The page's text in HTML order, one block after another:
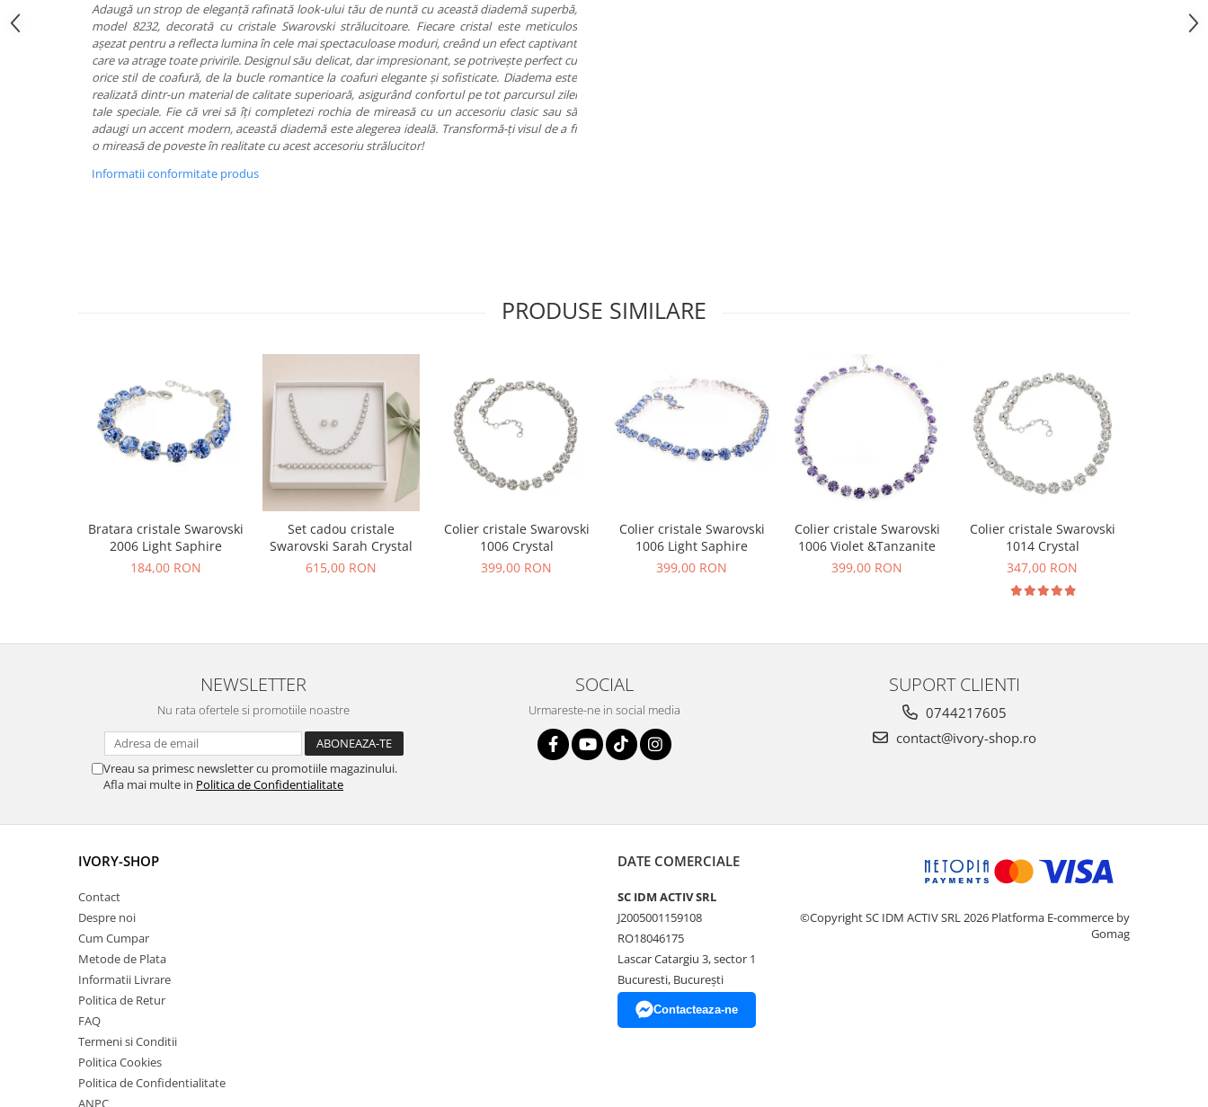
Adaugă un strop de eleganță rafinată look-ului tău de nuntă cu această diademă superbă,
model 8232, decorată cu cristale Swarovski strălucitoare. Fiecare cristal este meticulos
așezat pentru a reflecta lumina în cele mai spectaculoase moduri, creând un efect captivant
care va atrage toate privirile. Designul său delicat, dar impresionant, se potrivește perfect cu
orice stil de coafură, de la bucle romantice la coafuri elegante și sofisticate. Diadema este
realizată dintr-un material de calitate superioară, asigurând confortul pe tot parcursul zilei
tale speciale. Fie că vrei să îți completezi rochia de mireasă cu un accesoriu clasic sau să
adaugi un accent modern, această diademă este alegerea ideală. Transformă-ți visul de a fi
o mireasă de poveste în realitate cu acest accesoriu strălucitor!
Informatii conformitate produs
PRODUSE SIMILARE
Bratara cristale Swarovski
2006 Light Saphire
184,00 RON
Set cadou cristale
Swarovski Sarah Crystal
615,00 RON
Colier cristale Swarovski
1006 Crystal
399,00 RON
Colier cristale Swarovski
1006 Light Saphire
399,00 RON
Colier cristale Swarovski
1006 Violet &Tanzanite
399,00 RON
Colier cristale Swarovski
1014 Crystal
347,00 RON
NEWSLETTER
Nu rata ofertele si promotiile noastre
Vreau sa primesc newsletter cu promotiile magazinului.
Afla mai multe in Politica de Confidentialitate
SOCIAL
Urmareste-ne in social media
SUPORT CLIENTI
0744217605
contact@ivory-shop.ro
IVORY-SHOP
Contact
Despre noi
Cum Cumpar
Metode de Plata
Informatii Livrare
Politica de Retur
FAQ
Termeni si Conditii
Politica Cookies
Politica de Confidentialitate
ANPC
DATE COMERCIALE
SC IDM ACTIV SRL
J2005001159108
RO18046175
Lascar Catargiu 3, sector 1
Bucuresti, Bucureşti
Contacteaza-ne
©Copyright SC IDM ACTIV SRL 2026 Platforma E-commerce by
Gomag